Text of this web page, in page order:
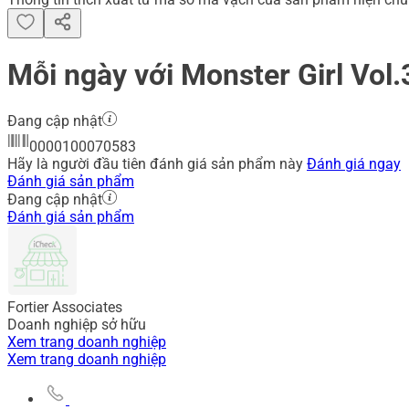
Mỗi ngày với Monster Girl
Đang cập nhật
0000100070583
Hãy là người đầu tiên đánh giá sản phẩm này Đánh giá ngay
Đánh giá sản phẩm
Đang cập nhật
Đánh giá sản phẩm
Fortier Associates
Doanh nghiệp sở hữu
Xem trang doanh nghiệp
Xem trang doanh nghiệp